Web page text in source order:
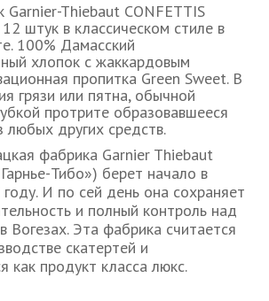
Thiebaut CONFETTIS
штук в классическом стиле в
100% Дамасский
хлопок с жаккардовым
пропитка Green Sweet. В
грязи или пятна, обычной
протрите образовавшееся
любых других средств.
фабрика Garnier Thiebaut
Тибо») берет начало в
И по сей день она сохраняет
и полный контроль над
Вогезах. Эта фабрика считается
скатертей и
как продукт класса люкс.